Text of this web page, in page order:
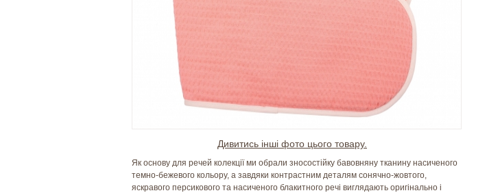
Дивитись інші фото цього товару.
Як основу для речей колекції ми обрали зносостійку бавовняну тканину насиченого
темно-бежевого кольору, а завдяки контрастним деталям сонячно-жовтого,
яскравого персикового та насиченого блакитного речі виглядають оригінально і